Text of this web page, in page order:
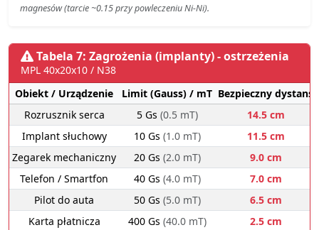
magnesów (tarcie ~0.15 przy powleczeniu Ni-Ni).
Tabela 7: Zagrożenia (implanty) - ostrzeżenia
MPL 40x20x10 / N38
Obiekt / Urządzenie
Limit (Gauss) / mT Bezpieczny dystans
Rozrusznik serca
5 Gs (0.5 mT)
14.5 cm
Implant słuchowy
10 Gs (1.0 mT)
11.5 cm
Zegarek mechaniczny
20 Gs (2.0 mT)
9.0 cm
Telefon / Smartfon
40 Gs (4.0 mT)
7.0 cm
Pilot do auta
50 Gs (5.0 mT)
6.5 cm
Karta płatnicza
400 Gs (40.0 mT)
2.5 cm